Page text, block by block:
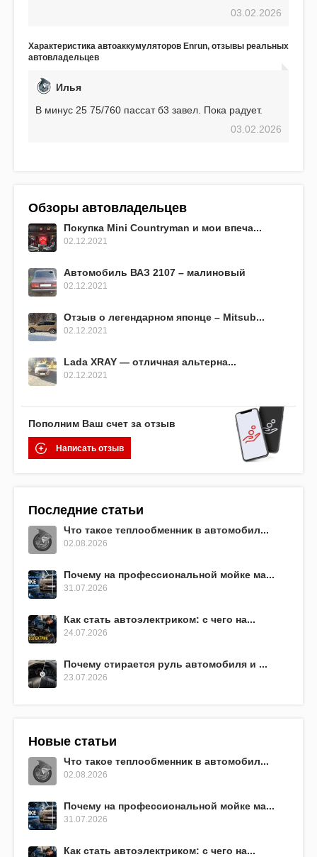
использования не было ни единой поломки,
EFB 75. Судя по характеристикам, он даже
превосходит предыдущую модель.
03.02.2026
Характеристика автоаккумуляторов Enrun, отзывы реальных
автовладельцев
Илья
В минус 25 75/760 пассат б3 завел. Пока радует.
03.02.2026
Обзоры автовладельцев
Покупка Mini Countryman и мои впеча...
02.12.2021
Автомобиль ВАЗ 2107 – малиновый
02.12.2021
Отзыв о легендарном японце – Mitsub...
02.12.2021
Lada XRAY — отличная альтерна...
02.12.2021
Пополним Ваш счет за отзыв
Написать отзыв
Последние статьи
Что такое теплообменник в автомобил...
02.08.2026
Почему на профессиональной мойке ма...
31.07.2026
Как стать автоэлектриком: с чего на...
24.07.2026
Почему стирается руль автомобиля и ...
23.07.2026
Новые статьи
Что такое теплообменник в автомобил...
02.08.2026
Почему на профессиональной мойке ма...
31.07.2026
Как стать автоэлектриком: с чего на...